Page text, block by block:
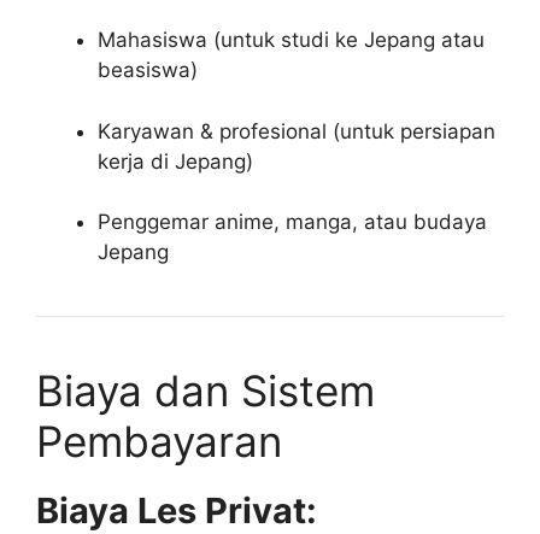
Mahasiswa (untuk studi ke Jepang atau
beasiswa)
Karyawan & profesional (untuk persiapan
kerja di Jepang)
Penggemar anime, manga, atau budaya
Jepang
Biaya dan Sistem
Pembayaran
Biaya Les Privat: